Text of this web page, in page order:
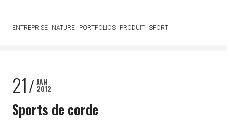
ENTREPRISE NATURE PORTFOLIOS PRODUIT SPORT
21 JAN
2012
Sports de corde